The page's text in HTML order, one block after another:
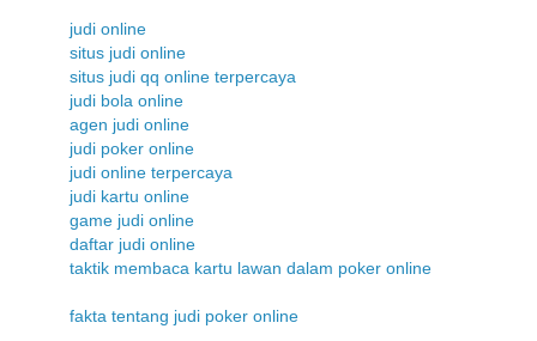
judi online
situs judi online
situs judi qq online terpercaya
judi bola online
agen judi online
judi poker online
judi online terpercaya
judi kartu online
game judi online
daftar judi online
taktik membaca kartu lawan dalam poker online
fakta tentang judi poker online